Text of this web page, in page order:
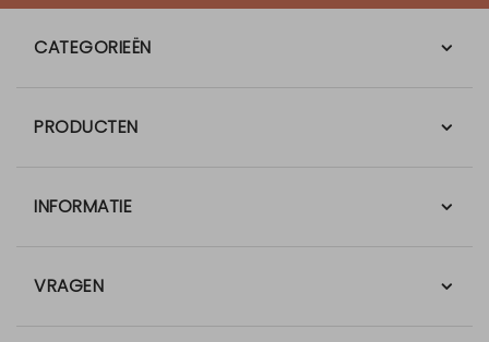
CATEGORIEËN
PRODUCTEN
INFORMATIE
VRAGEN